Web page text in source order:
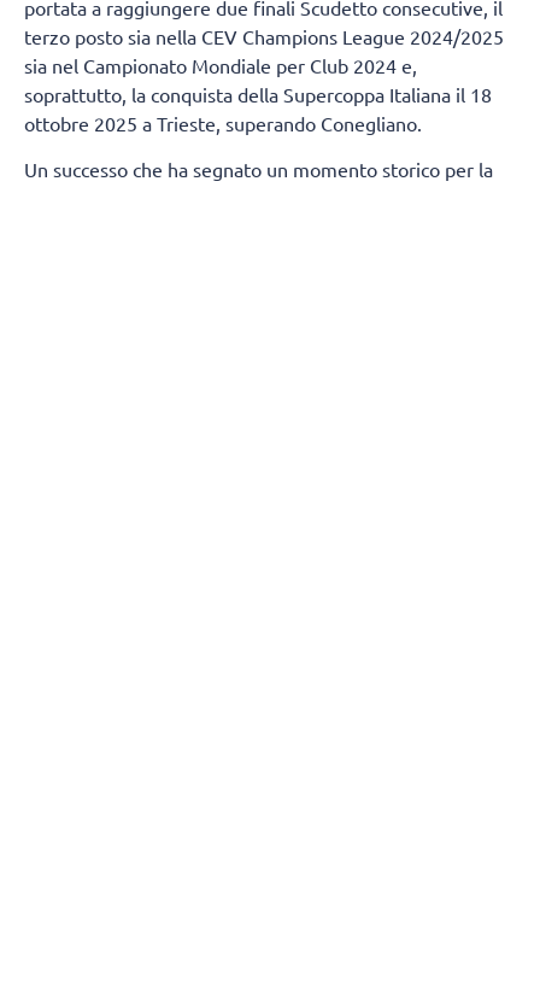
portata a raggiungere due finali Scudetto consecutive, il
terzo posto sia nella CEV Champions League 2024/2025
sia nel Campionato Mondiale per Club 2024 e,
soprattutto, la conquista della Supercoppa Italiana il 18
ottobre 2025 a Trieste, superando Conegliano.
Un successo che ha segnato un momento storico per la